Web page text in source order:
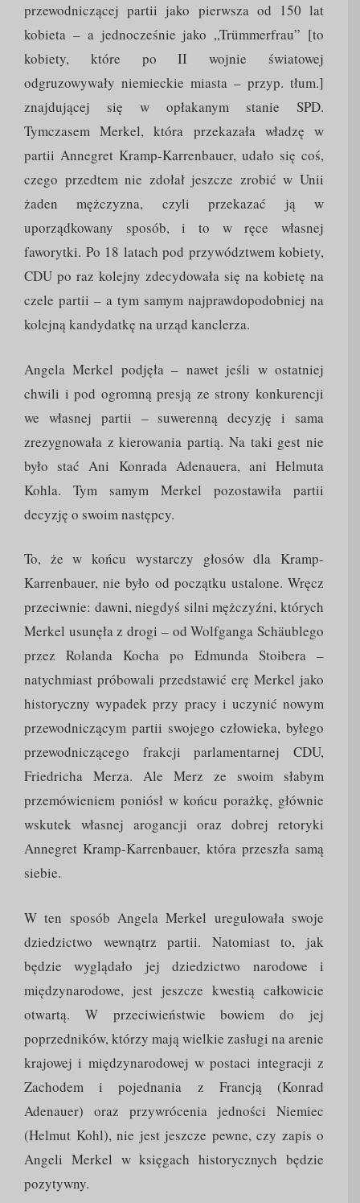
przewodniczącej partii jako pierwsza od 150 lat
kobieta – a jednocześnie jako „Trümmerfrau” [to
kobiety, które po II wojnie światowej
odgruzowywały niemieckie miasta – przyp. tłum.]
znajdującej się w opłakanym stanie SPD.
Tymczasem Merkel, która przekazała władzę w
partii Annegret Kramp-Karrenbauer, udało się coś,
czego przedtem nie zdołał jeszcze zrobić w Unii
żaden mężczyzna, czyli przekazać ją w
uporządkowany sposób, i to w ręce własnej
faworytki. Po 18 latach pod przywództwem kobiety,
CDU po raz kolejny zdecydowała się na kobietę na
czele partii – a tym samym najprawdopodobniej na
kolejną kandydatkę na urząd kanclerza.
Angela Merkel podjęła – nawet jeśli w ostatniej
chwili i pod ogromną presją ze strony konkurencji
we własnej partii – suwerenną decyzję i sama
zrezygnowała z kierowania partią. Na taki gest nie
było stać Ani Konrada Adenauera, ani Helmuta
Kohla. Tym samym Merkel pozostawiła partii
decyzję o swoim następcy.
To, że w końcu wystarczy głosów dla Kramp-
Karrenbauer, nie było od początku ustalone. Wręcz
przeciwnie: dawni, niegdyś silni mężczyźni, których
Merkel usunęła z drogi – od Wolfganga Schäublego
przez Rolanda Kocha po Edmunda Stoibera –
natychmiast próbowali przedstawić erę Merkel jako
historyczny wypadek przy pracy i uczynić nowym
przewodniczącym partii swojego człowieka, byłego
przewodniczącego frakcji parlamentarnej CDU,
Friedricha Merza. Ale Merz ze swoim słabym
przemówieniem poniósł w końcu porażkę, głównie
wskutek własnej arogancji oraz dobrej retoryki
Annegret Kramp-Karrenbauer, która przeszła samą
siebie.
W ten sposób Angela Merkel uregulowała swoje
dziedzictwo wewnątrz partii. Natomiast to, jak
będzie wyglądało jej dziedzictwo narodowe i
międzynarodowe, jest jeszcze kwestią całkowicie
otwartą. W przeciwieństwie bowiem do jej
poprzedników, którzy mają wielkie zasługi na arenie
krajowej i międzynarodowej w postaci integracji z
Zachodem i pojednania z Francją (Konrad
Adenauer) oraz przywrócenia jedności Niemiec
(Helmut Kohl), nie jest jeszcze pewne, czy zapis o
Angeli Merkel w księgach historycznych będzie
pozytywny.